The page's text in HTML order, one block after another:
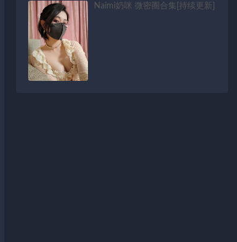
Naimi奶咪 微密圈合集[持续更新]